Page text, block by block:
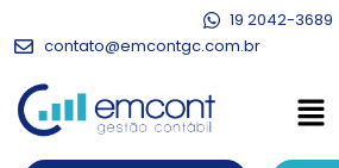
19 2042-3689
contato@emcontgc.com.br